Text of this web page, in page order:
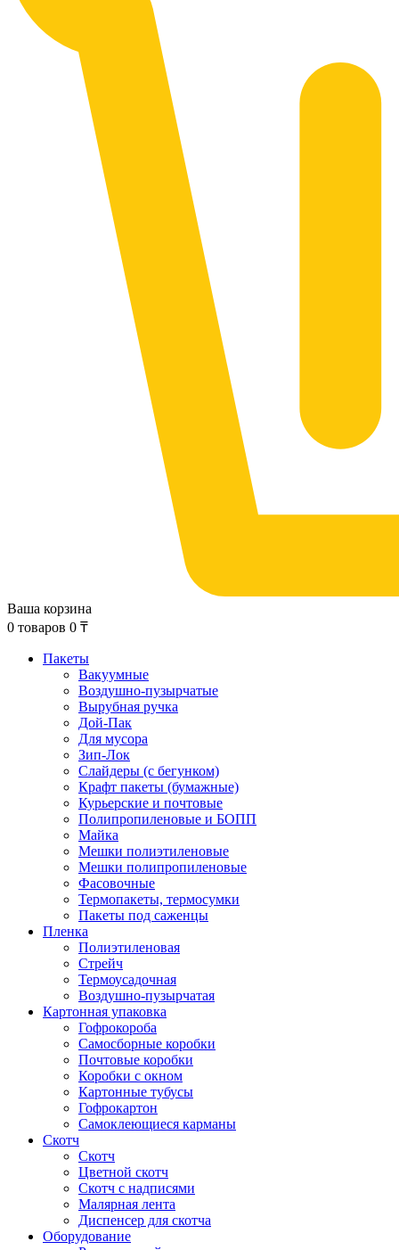
Ваша корзина
0 товаров 0 ₸
Пакеты
Вакуумные
Воздушно-пузырчатые
Вырубная ручка
Дой-Пак
Для мусора
Зип-Лок
Слайдеры (с бегунком)
Крафт пакеты (бумажные)
Курьерские и почтовые
Полипропиленовые и БОПП
Майка
Мешки полиэтиленовые
Мешки полипропиленовые
Фасовочные
Термопакеты, термосумки
Пакеты под саженцы
Пленка
Полиэтиленовая
Стрейч
Термоусадочная
Воздушно-пузырчатая
Картонная упаковка
Гофрокороба
Самосборные коробки
Почтовые коробки
Коробки с окном
Картонные тубусы
Гофрокартон
Самоклеющиеся карманы
Скотч
Скотч
Цветной скотч
Скотч с надписями
Малярная лента
Диспенсер для скотча
Оборудование